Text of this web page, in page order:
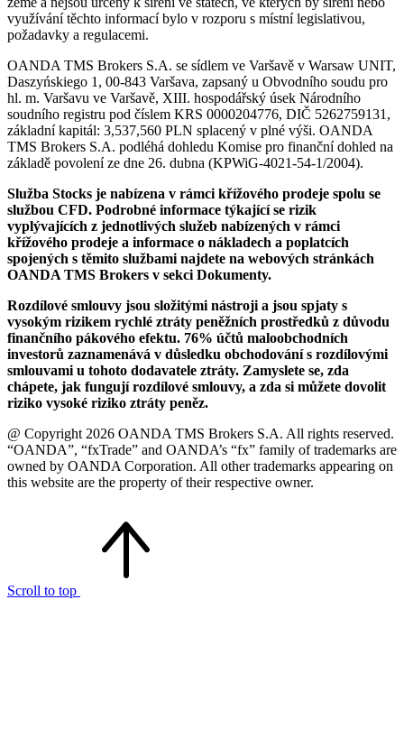
využívání těchto informací bylo v rozporu s místní legislativou,
požadavky a regulacemi.
OANDA TMS Brokers S.A. se sídlem ve Varšavě v Warsaw UNIT,
Daszyńskiego 1, 00-843 Varšava, zapsaný u Obvodního soudu pro
hl. m. Varšavu ve Varšavě, XIII. hospodářský úsek Národního
soudního registru pod číslem KRS 0000204776, DIČ 5262759131,
základní kapitál: 3,537,560 PLN splacený v plné výši. OANDA
TMS Brokers S.A. podléhá dohledu Komise pro finanční dohled na
základě povolení ze dne 26. dubna (KPWiG-4021-54-1/2004).
Služba Stocks je nabízena v rámci křížového prodeje spolu se
službou CFD. Podrobné informace týkající se rizik
vyplývajících z jednotlivých služeb nabízených v rámci
křížového prodeje a informace o nákladech a poplatcích
spojených s těmito službami najdete na webových stránkách
OANDA TMS Brokers v sekci Dokumenty.
Rozdílové smlouvy jsou složitými nástroji a jsou spjaty s
vysokým rizikem rychlé ztráty peněžních prostředků z důvodu
finančního pákového efektu. 76% účtů maloobchodních
investorů zaznamenává v důsledku obchodování s rozdílovými
smlouvami u tohoto dodavatele ztráty. Zamyslete se, zda
chápete, jak fungují rozdílové smlouvy, a zda si můžete dovolit
riziko vysoké riziko ztráty peněz.
@ Copyright 2026 OANDA TMS Brokers S.A. All rights reserved.
“OANDA”, “fxTrade” and OANDA’s “fx” family of trademarks are
owned by OANDA Corporation. All other trademarks appearing on
this website are the property of their respective owner.
Scroll to top